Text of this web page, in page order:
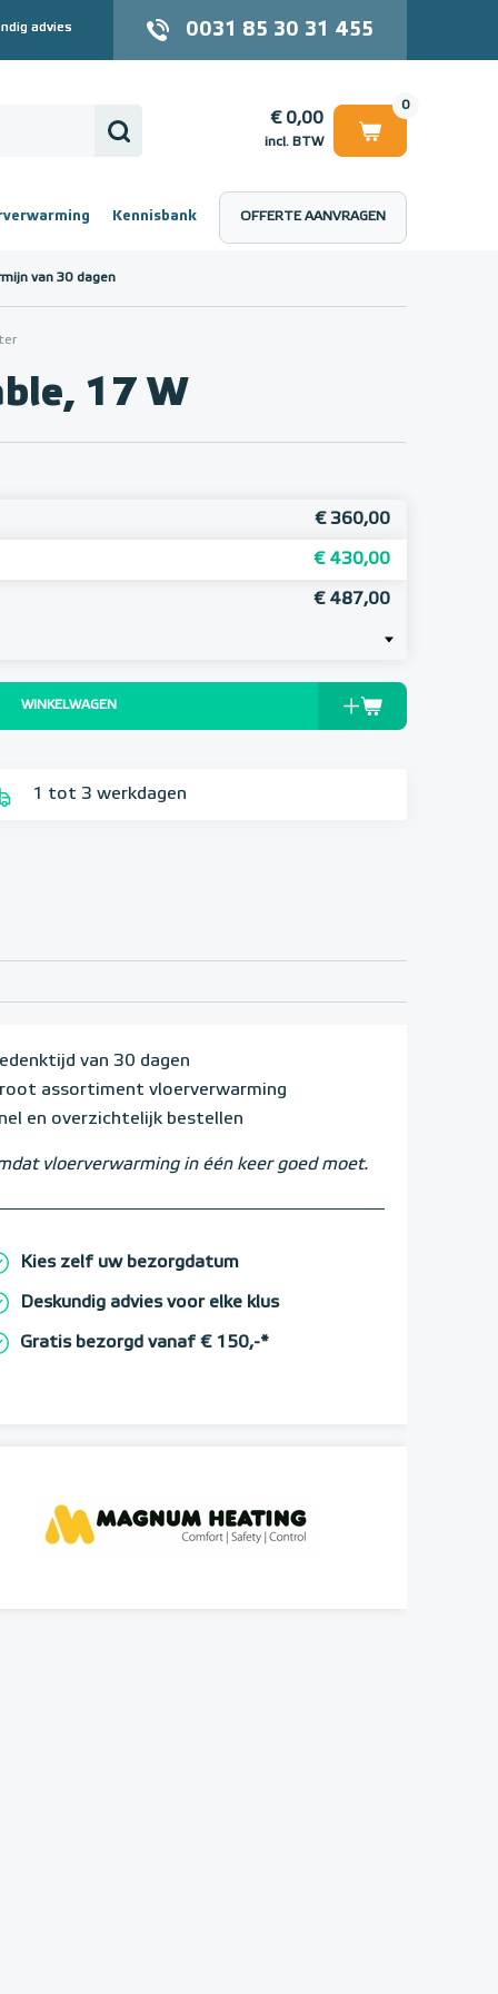
advies 0031 85 30 31 455
0
€ 0,00
incl. BTW
€ 0,00
Kennisbank OFFERTE AANVRAGEN
van 30 dagen
17 W
€ 360,00
€ 430,00
€ 487,00
WINKELWAGEN
1 tot 3 werkdagen
van 30 dagen
assortiment vloerverwarming
en overzichtelijk bestellen
vloerverwarming in één keer goed moet.
Kies zelf uw bezorgdatum
Deskundig advies voor elke klus
Gratis bezorgd vanaf € 150,-*